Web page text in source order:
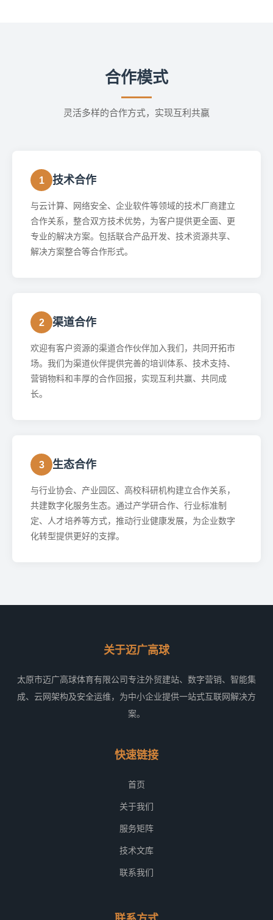
合作模式
灵活多样的合作方式，实现互利共赢
1 技术合作
与云计算、网络安全、企业软件等领域的技术厂商建立
合作关系，整合双方技术优势，为客户提供更全面、更
专业的解决方案。包括联合产品开发、技术资源共享、
解决方案整合等合作形式。
2 渠道合作
欢迎有客户资源的渠道合作伙伴加入我们，共同开拓市
场。我们为渠道伙伴提供完善的培训体系、技术支持、
营销物料和丰厚的合作回报，实现互利共赢、共同成
长。
3 生态合作
与行业协会、产业园区、高校科研机构建立合作关系，
共建数字化服务生态。通过产学研合作、行业标准制
定、人才培养等方式，推动行业健康发展，为企业数字
化转型提供更好的支撑。
关于迈广高球
太原市迈广高球体育有限公司专注外贸建站、数字营销、智能集
成、云网架构及安全运维，为中小企业提供一站式互联网解决方
案。
快速链接
首页
关于我们
服务矩阵
技术文库
联系我们